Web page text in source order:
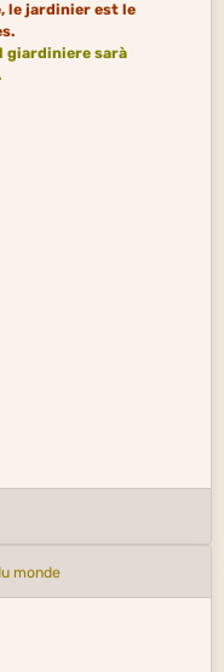
le jardinier est le
giardiniere sarà
monde